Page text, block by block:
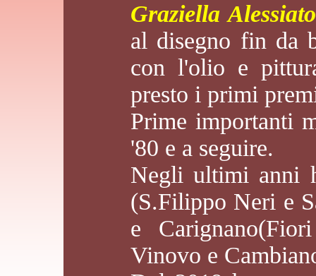
Graziella Alessiato
al disegno fin da
con l'olio e
presto i primi
Prime importanti
'80 e a seguire.
Negli ultimi anni
(S.Filippo Neri e
e
Vinovo e